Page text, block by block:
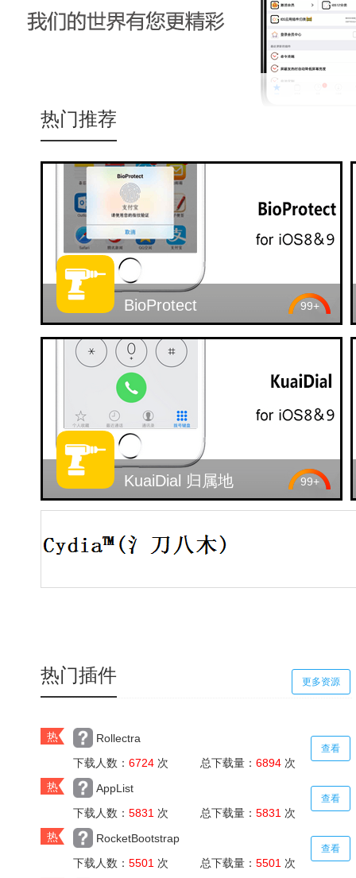
热门推荐
BioProtect 99+
KuaiDial 归属地 99+
热门插件 更多资源
热
Rollectra
下载人数： 6724 次 总下载量： 6894 次
查看
热
AppList
下载人数： 5831 次 总下载量： 5831 次
查看
热
RocketBootstrap
下载人数： 5501 次 总下载量： 5501 次
查看